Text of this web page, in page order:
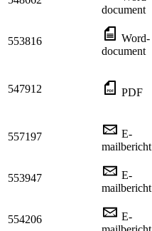
document
553816
Word-
document
547912 PDF
557197
E-
mailbericht
553947
E-
mailbericht
554206
E-